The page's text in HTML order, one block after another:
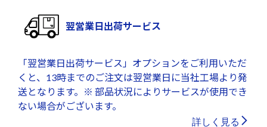
翌営業日出荷サービス
「翌営業日出荷サービス」オプションをご利用いただ
くと、13時までのご注文は翌営業日に当社工場より発
送となります。※ 部品状況によりサービスが使用でき
ない場合がございます。
詳しく見る